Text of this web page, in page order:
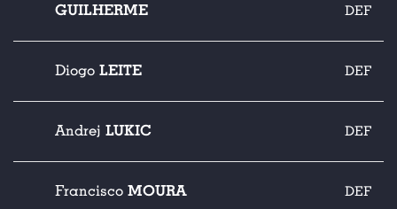
GUILHERME DEF
Diogo LEITE DEF
Andrej LUKIC DEF
Francisco MOURA DEF